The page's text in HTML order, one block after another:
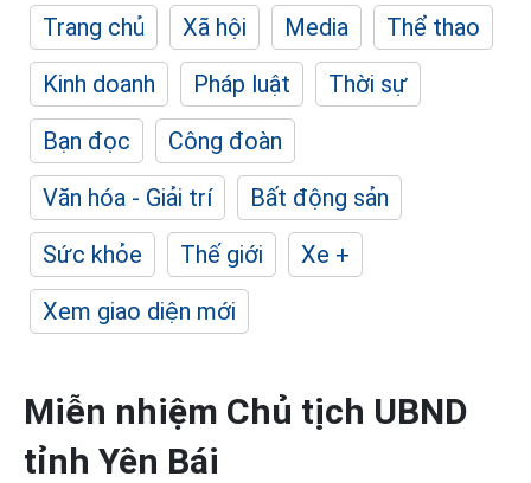
Trang chủ Xã hội Media
Thể thao
Kinh doanh
Pháp luật
Thời sự
Bạn đọc
Công đoàn
Văn hóa - Giải trí
Bất động sản
Sức khỏe
Thế giới
Xe +
Xem giao diện mới
Miễn nhiệm Chủ tịch UBND
tỉnh Yên Bái